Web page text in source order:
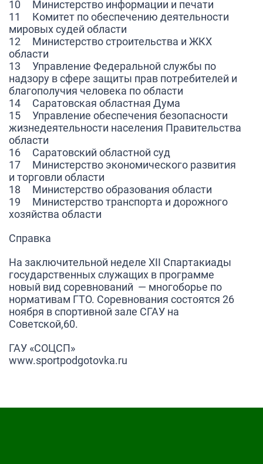
10 Министерство информации и печати
11 Комитет по обеспечению деятельности
мировых судей области
12 Министерство строительства и ЖКХ
области
13 Управление Федеральной службы по
надзору в сфере защиты прав потребителей и
благополучия человека по области
14 Саратовская областная Дума
15 Управление обеспечения безопасности
жизнедеятельности населения Правительства
области
16 Саратовский областной суд
17 Министерство экономического развития
и торговли области
18 Министерство образования области
19 Министерство транспорта и дорожного
хозяйства области
Справка
На заключительной неделе XII Спартакиады
государственных служащих в программе
новый вид соревнований — многоборье по
нормативам ГТО. Соревнования состоятся 26
ноября в спортивной зале СГАУ на
Советской,60.
ГАУ «СОЦСП»
www.sportpodgotovka.ru